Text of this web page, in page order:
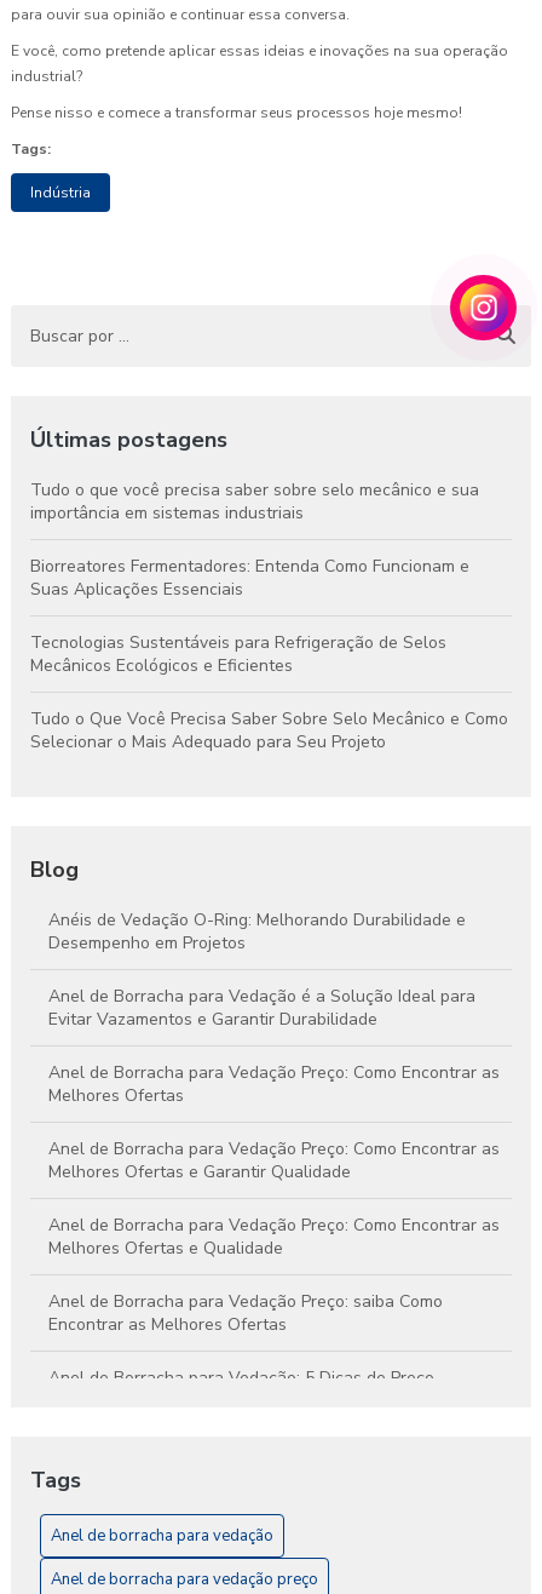
para ouvir sua opinião e continuar essa conversa.
E você, como pretende aplicar essas ideias e inovações na sua operação
industrial?
Pense nisso e comece a transformar seus processos hoje mesmo!
Tags:
Indústria
Últimas postagens
Tudo o que você precisa saber sobre selo mecânico e sua
importância em sistemas industriais
Biorreatores Fermentadores: Entenda Como Funcionam e
Suas Aplicações Essenciais
Tecnologias Sustentáveis para Refrigeração de Selos
Mecânicos Ecológicos e Eficientes
Tudo o Que Você Precisa Saber Sobre Selo Mecânico e Como
Selecionar o Mais Adequado para Seu Projeto
Blog
Anéis de Vedação O-Ring: Melhorando Durabilidade e
Desempenho em Projetos
Anel de Borracha para Vedação é a Solução Ideal para
Evitar Vazamentos e Garantir Durabilidade
Anel de Borracha para Vedação Preço: Como Encontrar as
Melhores Ofertas
Anel de Borracha para Vedação Preço: Como Encontrar as
Melhores Ofertas e Garantir Qualidade
Anel de Borracha para Vedação Preço: Como Encontrar as
Melhores Ofertas e Qualidade
Anel de Borracha para Vedação Preço: saiba Como
Encontrar as Melhores Ofertas
Anel de Borracha para Vedação: 5 Dicas de Preço
para Seu Projeto
Anel de Borracha para Vedação: O Guia Completo
Tags
Anel de borracha para vedação
Anel de borracha para vedação preço